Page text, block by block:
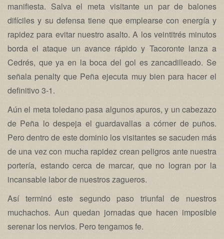
manifiesta. Salva el meta visitante un par de balones
difíciles y su defensa tiene que emplearse con energía y
rapidez para evitar nuestro asalto. A los veintitrés minutos
borda el ataque un avance rápido y Tacoronte lanza a
Cedrés, que ya en la boca del gol es zancadilleado. Se
señala penalty que Peña ejecuta muy bien para hacer el
definitivo 3-1.
Aún el meta toledano pasa algunos apuros, y un cabezazo
de Peña lo despeja el guardavallas a córner de puños.
Pero dentro de este dominio los visitantes se sacuden más
de una vez con mucha rapidez crean peligros ante nuestra
portería, estando cerca de marcar, que no logran por la
incansable labor de nuestros zagueros.
Así terminó este segundo paso triunfal de nuestros
muchachos. Aun quedan jornadas que hacen imposible
serenar los nervios. Pero tengamos fe.